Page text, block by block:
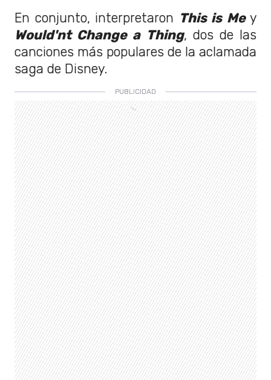
En conjunto, interpretaron This is Mey
Would'nt Change a Thing, dos de las
canciones más populares de la aclamada
saga de Disney.